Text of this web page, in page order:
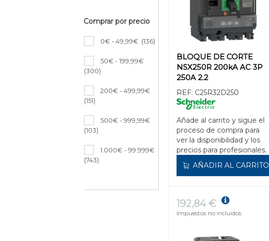
Comprar por precio
0€ - 49,99€ (136)
50€ - 199,99€
(300)
200€ - 499,99€
(151)
500€ - 999,99€
(103)
1.000€ - 99.999€
(743)
BLOQUE DE CORTE
NSX250R 200kA AC 3P
250A 2.2
REF: C25R32D250
Añade al carrito y sigue el
proceso de compra para
ver la disponibilidad y los
precios para profesionales.
AÑADIR AL CARRITO
192,84 €
Impuestos no incluidos.